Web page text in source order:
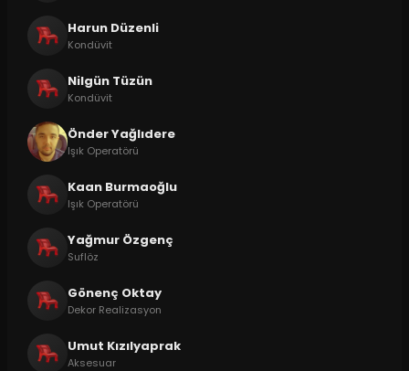
Harun Düzenli
Kondüvit
Nilgün Tüzün
Kondüvit
Önder Yağlıdere
Işık Operatörü
Kaan Burmaoğlu
Işık Operatörü
Yağmur Özgenç
Suflöz
Gönenç Oktay
Dekor Realizasyon
Umut Kızılyaprak
Aksesuar